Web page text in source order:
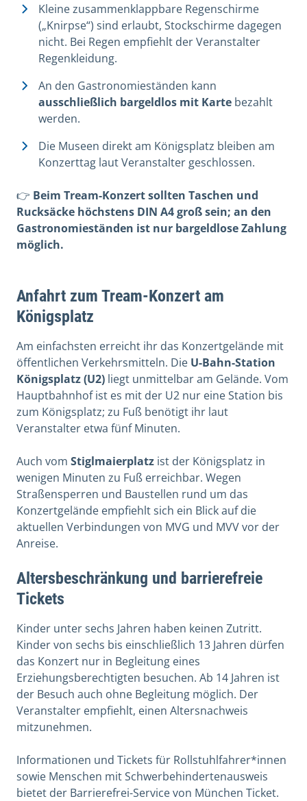
Kleine zusammenklappbare Regenschirme
(„Knirpse“) sind erlaubt, Stockschirme dagegen
nicht. Bei Regen empfiehlt der Veranstalter
Regenkleidung.
An den Gastronomieständen kann
ausschließlich bargeldlos mit Karte bezahlt
werden.
Die Museen direkt am Königsplatz bleiben am
Konzerttag laut Veranstalter geschlossen.
👉 Beim Tream-Konzert sollten Taschen und
Rucksäcke höchstens DIN A4 groß sein; an den
Gastronomieständen ist nur bargeldlose Zahlung
möglich.
Anfahrt zum Tream-Konzert am
Königsplatz
Am einfachsten erreicht ihr das Konzertgelände mit
öffentlichen Verkehrsmitteln. Die U-Bahn-Station
Königsplatz (U2) liegt unmittelbar am Gelände. Vom
Hauptbahnhof ist es mit der U2 nur eine Station bis
zum Königsplatz; zu Fuß benötigt ihr laut
Veranstalter etwa fünf Minuten.
Auch vom Stiglmaierplatz ist der Königsplatz in
wenigen Minuten zu Fuß erreichbar. Wegen
Straßensperren und Baustellen rund um das
Konzertgelände empfiehlt sich ein Blick auf die
aktuellen Verbindungen von MVG und MVV vor der
Anreise.
Altersbeschränkung und barrierefreie
Tickets
Kinder unter sechs Jahren haben keinen Zutritt.
Kinder von sechs bis einschließlich 13 Jahren dürfen
das Konzert nur in Begleitung eines
Erziehungsberechtigten besuchen. Ab 14 Jahren ist
der Besuch auch ohne Begleitung möglich. Der
Veranstalter empfiehlt, einen Altersnachweis
mitzunehmen.
Informationen und Tickets für Rollstuhlfahrer*innen
sowie Menschen mit Schwerbehindertenausweis
bietet der Barrierefrei-Service von München Ticket.